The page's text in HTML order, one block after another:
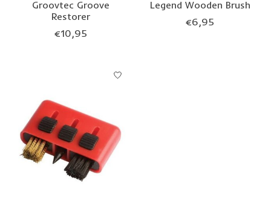
Groovtec Groove
Restorer
€10,95
Legend Wooden Brush
€6,95